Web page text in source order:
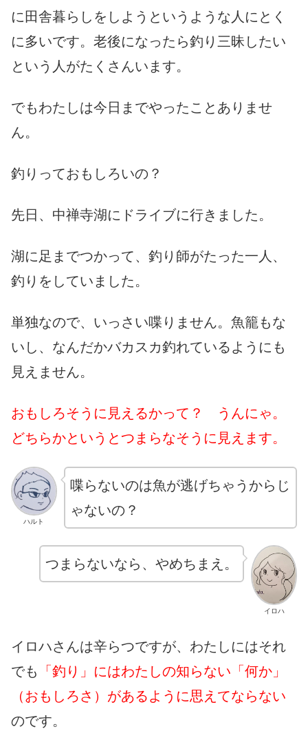
に田舎暮らしをしようというような人にとく
に多いです。老後になったら釣り三昧したい
という人がたくさんいます。
でもわたしは今日までやったことありませ
ん。
釣りっておもしろいの？
先日、中禅寺湖にドライブに行きました。
湖に足までつかって、釣り師がたった一人、
釣りをしていました。
単独なので、いっさい喋りません。魚籠もな
いし、なんだかバカスカ釣れているようにも
見えません。
おもしろそうに見えるかって？ うんにゃ。
どちらかというとつまらなそうに見えます。
ハルト
喋らないのは魚が逃げちゃうからじ
ゃないの？
イロハ
つまらないなら、やめちまえ。
イロハさんは辛らつですが、わたしにはそれ
でも
「釣り」にはわたしの知らない「何か」
（おもしろさ）があるように思えてならない
のです。